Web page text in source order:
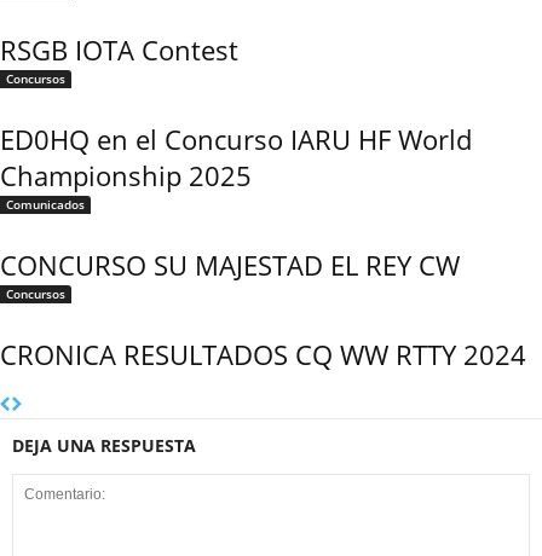
RSGB IOTA Contest
Concursos
ED0HQ en el Concurso IARU HF World
Championship 2025
Comunicados
CONCURSO SU MAJESTAD EL REY CW
Concursos
CRONICA RESULTADOS CQ WW RTTY 2024
DEJA UNA RESPUESTA